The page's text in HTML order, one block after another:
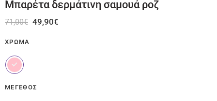
Μπαρέτα δερμάτινη σαμουά ροζ
71,00€ 49,90€
ΧΡΏΜΑ
ΜΈΓΕΘΟΣ